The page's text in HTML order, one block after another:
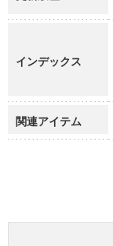
インデックス
関連アイテム